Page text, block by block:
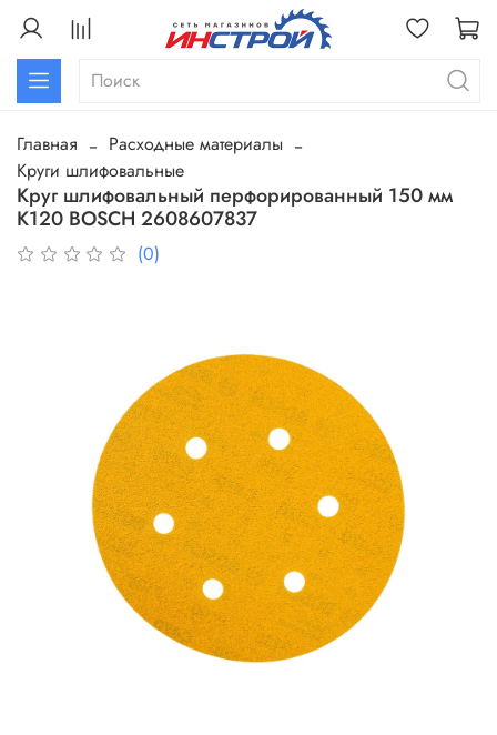
Главная
Расходные материалы
Круги шлифовальные
Круг шлифовальный перфорированный 150 мм
К120 BOSCH 2608607837
(0)